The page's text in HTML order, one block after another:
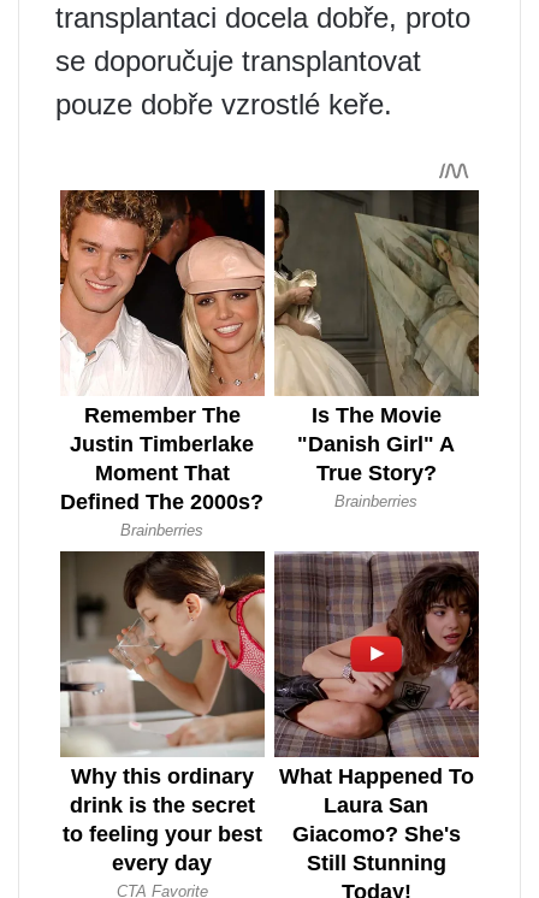
transplantaci docela dobře, proto
se doporučuje transplantovat
pouze dobře vzrostlé keře.